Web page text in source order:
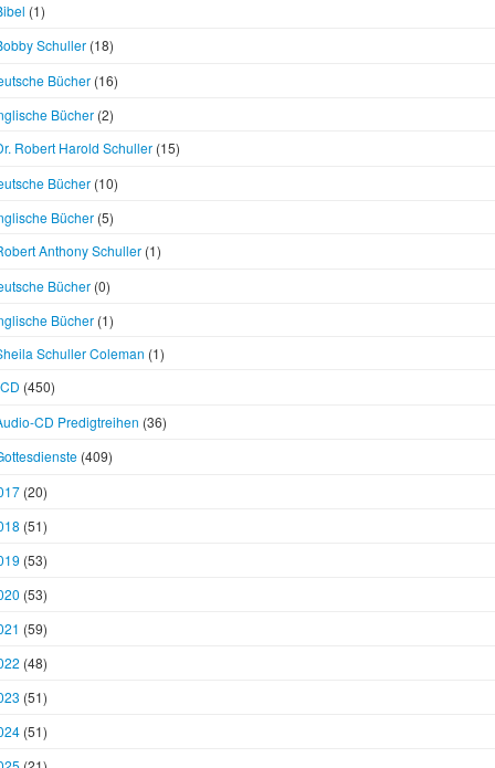
(1)
Schuller (18)
Bücher (16)
Bücher (2)
Robert Harold Schuller (15)
Bücher (10)
Bücher (5)
Anthony Schuller (1)
Bücher (0)
Bücher (1)
Schuller Coleman (1)
CD (450)
CD Predigtreihen (36)
(409)
(20)
(51)
(53)
(53)
(59)
(48)
(51)
(51)